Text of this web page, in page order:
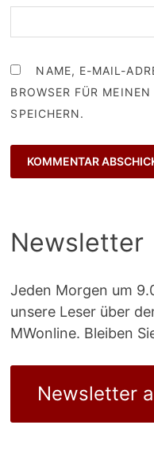
NAME, E-MAIL-
BROWSER FÜR
SPEICHERN.
Newsletter
Jeden Morgen um
unsere Leser über
MWonline. Bleiben
Newsletter